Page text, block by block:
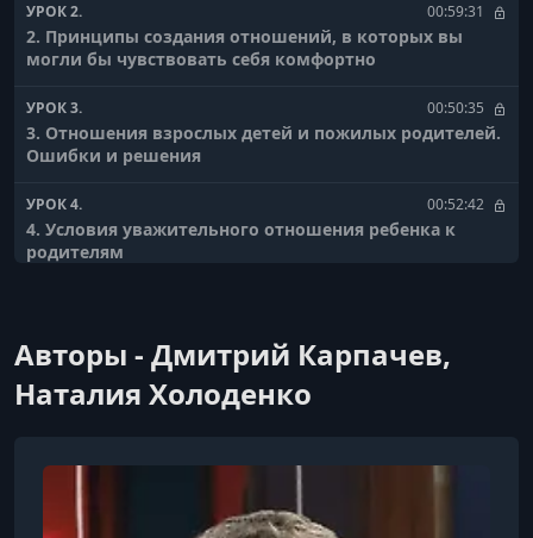
УРОК 2. 00:59:31
2. Принципы создания отношений, в которых вы
могли бы чувствовать себя комфортно
УРОК 3. 00:50:35
3. Отношения взрослых детей и пожилых родителей.
Ошибки и решения
УРОК 4. 00:52:42
4. Условия уважительного отношения ребенка к
родителям
влечение и страсть в течение долгих лет жизни
УРОК 6.
УРОК 7. 00:43:01
7. Близость как сберечь и взрастить
Авторы - Дмитрий Карпачев,
Наталия Холоденко